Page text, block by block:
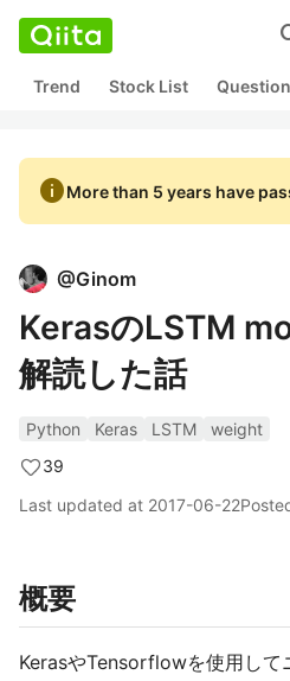
Trend Stock List Question
infoMore than 5 years have
@Ginom
KerasのLSTM
解読した話
Python Keras LSTM
weight
39
Last updated at 2017-06-22
概要
KerasやTensorflowを使用して